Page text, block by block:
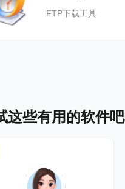
FTP下载工具
这些有用的软件吧